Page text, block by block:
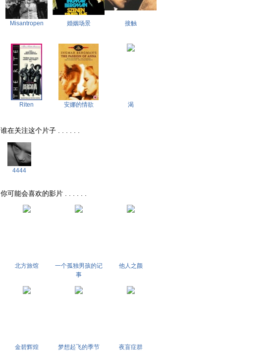
Misantropen 婚姻场景 接触
Riten 安娜的情欲 渴
谁在关注这个片子 . . . . . .
4444
你可能会喜欢的影片 . . . . . .
北方旅馆
一个孤独男孩的记
事
他人之颜
金碧辉煌 梦想起飞的季节 夜盲症群